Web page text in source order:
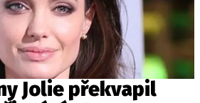
Jolie překvapil